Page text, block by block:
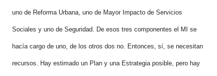
uno de Reforma Urbana, uno de Mayor Impacto de Servicios
Sociales y uno de Seguridad. De esos tres componentes el MI se
hacía cargo de uno, de los otros dos no. Entonces, sí, se necesitan
recursos. Hay estimado un Plan y una Estrategia posible, pero hay